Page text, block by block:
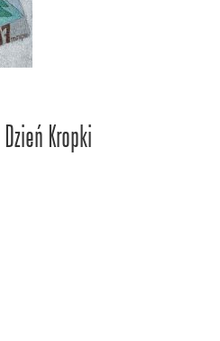
Dzień Kropki